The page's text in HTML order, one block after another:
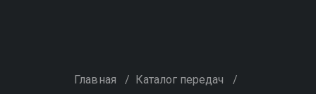
Главная / Каталог передач /